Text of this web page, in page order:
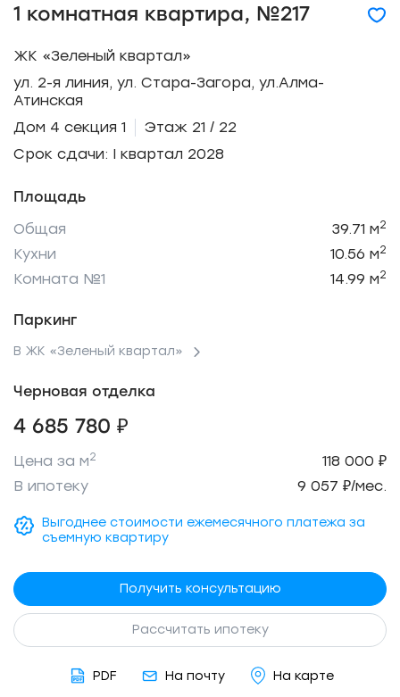
1 комнатная квартира, №217
ЖК «Зеленый квартал»
ул. 2-я линия, ул. Стара-Загора, ул.Алма-
Атинская
Дом 4 секция 1
Этаж 21 / 22
Срок сдачи: I квартал 2028
Площадь
Общая
39.71 м2
Кухни 10.56 м2
Комната №1 14.99 м2
Паркинг
В ЖК «Зеленый квартал»
Черновая отделка
4 685 780 ₽
Цена за м2
118 000 ₽
В ипотеку
9 057 ₽/мес.
Выгоднее стоимости ежемесячного платежа за
съемную квартиру
Получить консультацию
Рассчитать ипотеку
PDF На почту На карте